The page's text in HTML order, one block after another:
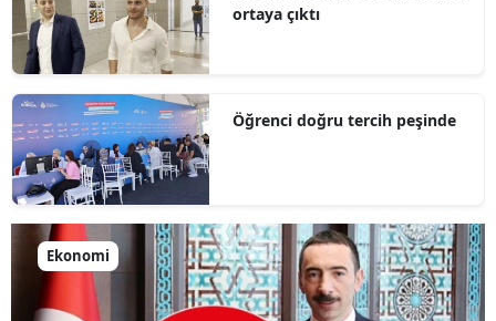
ortaya çıktı
Öğrenci doğru tercih peşinde
Ekonomi